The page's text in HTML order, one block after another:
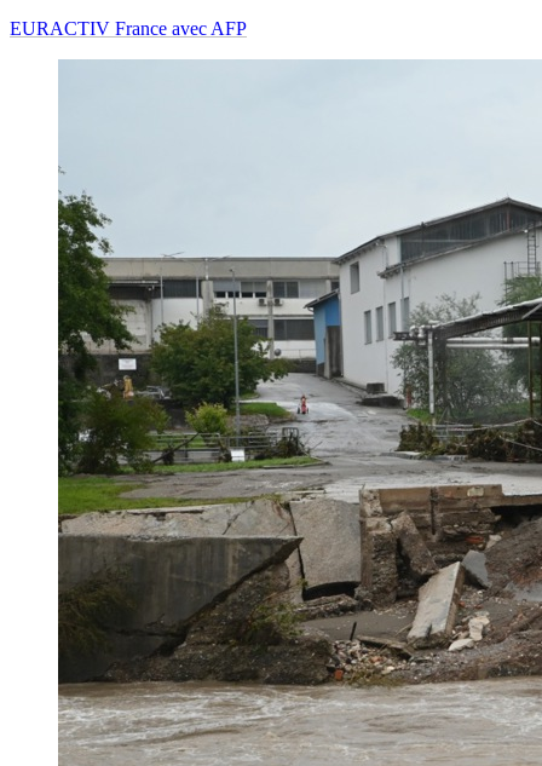
EURACTIV France avec AFP